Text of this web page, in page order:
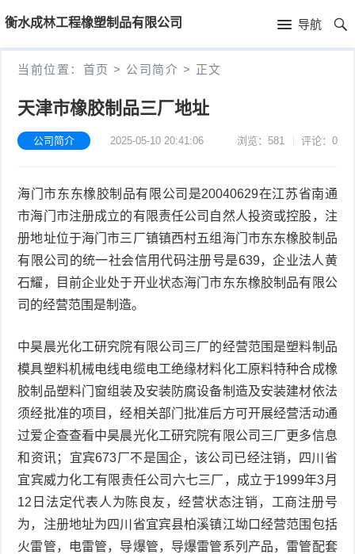
衡水成林工程橡塑制品有限公司 导航
首
页
首
当前位置： 首页 > 公司简介 > 正文
天津市橡胶制品三厂地址
公司简介 2025-05-10 20:41:06 浏览：581 评论：0
海门市东东橡胶制品有限公司是20040629在江苏省南通
市海门市注册成立的有限责任公司自然人投资或控股，注
册地址位于海门市三厂镇镇西村五组海门市东东橡胶制品
有限公司的统一社会信用代码注册号是639，企业法人黄
石耀，目前企业处于开业状态海门市东东橡胶制品有限公
司的经营范围是制造。
中昊晨光化工研究院有限公司三厂的经营范围是塑料制品
模具塑料机械电线电缆电工绝缘材料化工原料特种合成橡
胶制品塑料门窗组装及安装防腐设备制造及安装建材依法
须经批准的项目，经相关部门批准后方可开展经营活动通
过爱企查查看中昊晨光化工研究院有限公司三厂更多信息
和资讯；宜宾673厂不是国企，该公司已经注销，四川省
宜宾威力化工有限责任公司六七三厂，成立于1999年3月
12日法定代表人为陈良友，经营状态注销，工商注册号
为，注册地址为四川省宜宾县柏溪镇江坳口经营范围包括
火雷管，电雷管，导爆管，导爆雷管系列产品，雷管配套